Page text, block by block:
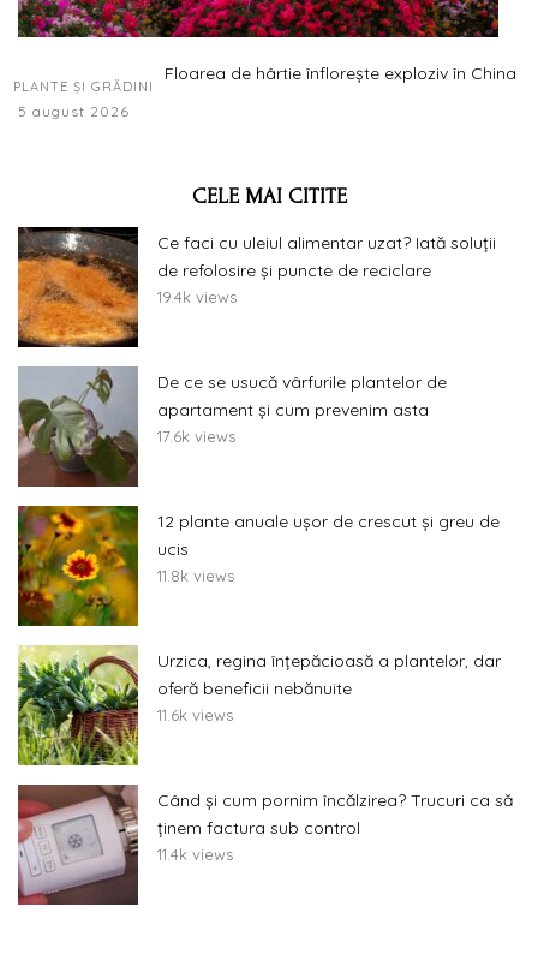
PLANTE ȘI GRĂDINI
Floarea de hârtie înflorește exploziv în China
5 august 2026
CELE MAI CITITE
Ce faci cu uleiul alimentar uzat? Iată soluții
de refolosire și puncte de reciclare
19.4k views
De ce se usucă vârfurile plantelor de
apartament și cum prevenim asta
17.6k views
12 plante anuale ușor de crescut și greu de
ucis
11.8k views
Urzica, regina înțepăcioasă a plantelor, dar
oferă beneficii nebănuite
11.6k views
Când și cum pornim încălzirea? Trucuri ca să
ținem factura sub control
11.4k views